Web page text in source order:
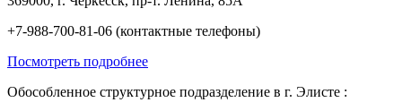
+7-988-700-81-06 (контактные телефоны)
Посмотреть подробнее
Обособленное структурное подразделение в г. Элисте :